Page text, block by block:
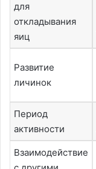
для
откладывания
яиц
Развитие
личинок
Период
активности
Взаимодействие